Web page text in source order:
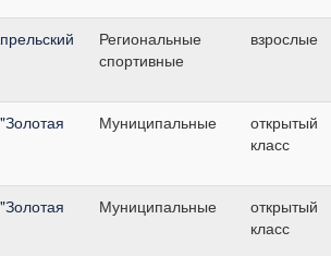
Региональные
спортивные
взрослые
Муниципальные
открытый
класс
Муниципальные
открытый
класс